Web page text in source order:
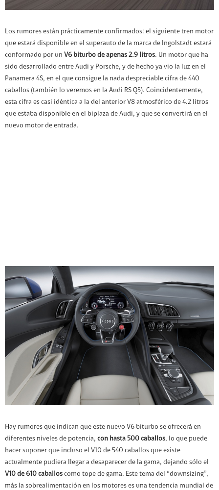
Los rumores están prácticamente confirmados: el siguiente tren motor
que estará disponible en el superauto de la marca de Ingolstadt estará
conformado por un V6 biturbo de apenas 2.9 litros. Un motor que ha
sido desarrollado entre Audi y Porsche, y de hecho ya vio la luz en el
Panamera 4S, en el que consigue la nada despreciable cifra de 440
caballos (también lo veremos en la Audi RS Q5). Coincidentemente,
esta cifra es casi idéntica a la del anterior V8 atmosférico de 4.2 litros
que estaba disponible en el biplaza de Audi, y que se convertirá en el
nuevo motor de entrada.
Hay rumores que indican que este nuevo V6 biturbo se ofrecerá en
diferentes niveles de potencia, con hasta 500 caballos, lo que puede
hacer suponer que incluso el V10 de 540 caballos que existe
actualmente pudiera llegar a desaparecer de la gama, dejando sólo el
V10 de 610 caballos como tope de gama. Este tema del “downsizing”,
más la sobrealimentación en los motores es una tendencia mundial de